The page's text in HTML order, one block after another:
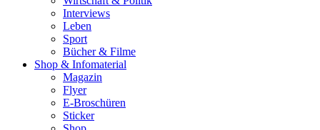
Interviews
Leben
Sport
Bücher & Filme
Shop & Infomaterial
Magazin
Flyer
E-Broschüren
Sticker